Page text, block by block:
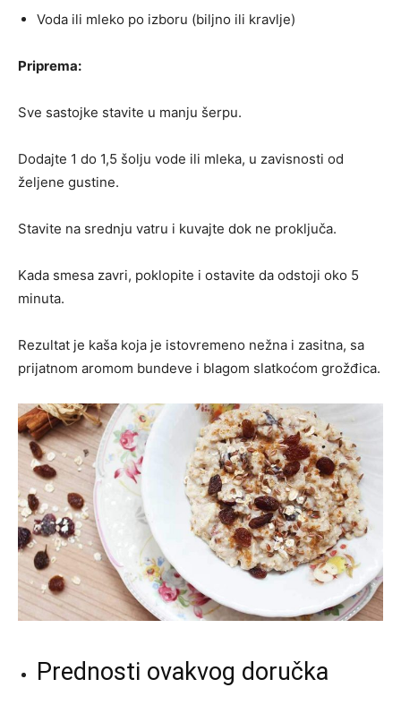
Voda ili mleko po izboru (biljno ili kravlje)
Priprema:
Sve sastojke stavite u manju šerpu.
Dodajte 1 do 1,5 šolju vode ili mleka, u zavisnosti od
željene gustine.
Stavite na srednju vatru i kuvajte dok ne proključa.
Kada smesa zavri, poklopite i ostavite da odstoji oko 5
minuta.
Rezultat je kaša koja je istovremeno nežna i zasitna, sa
prijatnom aromom bundeve i blagom slatkoćom grožđica.
Prednosti ovakvog doručka